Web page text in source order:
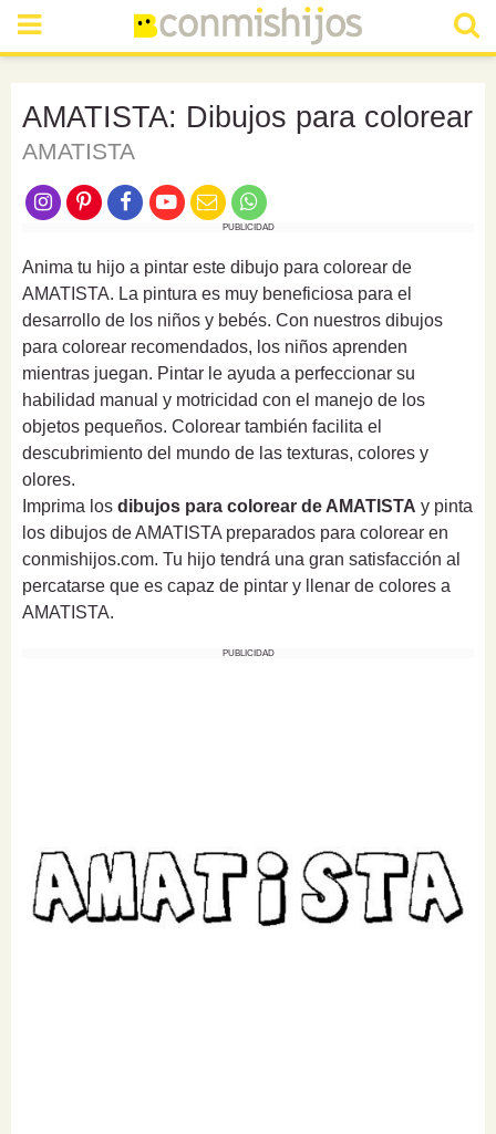
AMATISTA: Dibujos para colorear
AMATISTA
PUBLICIDAD
Anima tu hijo a pintar este dibujo para colorear de
AMATISTA. La pintura es muy beneficiosa para el
desarrollo de los niños y bebés. Con nuestros dibujos
para colorear recomendados, los niños aprenden
mientras juegan. Pintar le ayuda a perfeccionar su
habilidad manual y motricidad con el manejo de los
objetos pequeños. Colorear también facilita el
descubrimiento del mundo de las texturas, colores y
olores.
Imprima los dibujos para colorear de AMATISTA y pinta
los dibujos de AMATISTA preparados para colorear en
conmishijos.com. Tu hijo tendrá una gran satisfacción al
percatarse que es capaz de pintar y llenar de colores a
AMATISTA.
PUBLICIDAD